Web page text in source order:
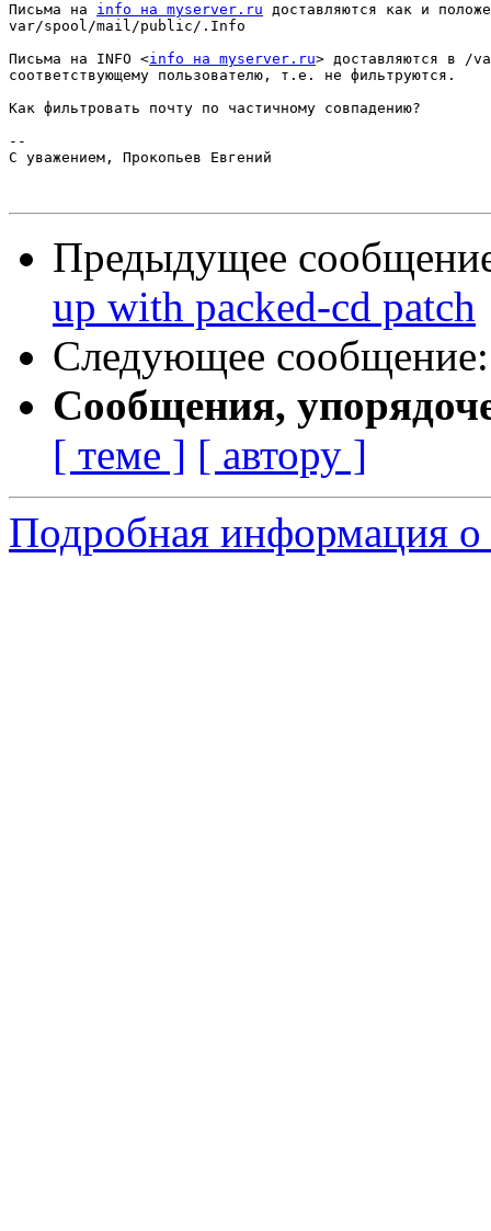
Письма на info на myserver.ru доставляются как и
var/spool/mail/public/.Info
Письма на INFO <info на myserver.ru> доставляются в
соответствующему пользователю, т.е. не фильтруются.
Как фильтровать почту по частичному совпадению?
--
С уважением, Прокопьев Евгений
Предыдущее
up with packed-cd patch
Следующее
Сообщения,
[ теме ] [ автору ]
Подробная информация о